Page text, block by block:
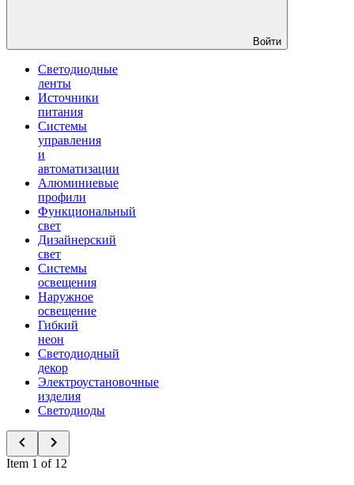
Войти
Светодиодные
ленты
Источники
питания
Системы
управления
и
автоматизации
Алюминиевые
профили
Функциональный
свет
Дизайнерский
свет
Системы
освещения
Наружное
освещение
Гибкий
неон
Светодиодный
декор
Электроустановочные
изделия
Светодиоды
Item 1 of 12